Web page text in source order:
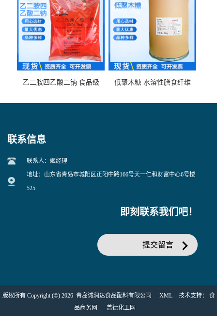
乙二胺四乙酸二钠 食品级
低聚木糖 水溶性膳食纤维
联系信息
联系人：姬经理
地址：山东省青岛市城阳区正阳中路166号天一仁和财富中心6号楼
525
即刻联系我们吧！
提交留言
版权所有 Copyright (©) 2026 青岛诚润达食品配料有限公司 XML 技术支持： 食
品商务网
盖德化工网